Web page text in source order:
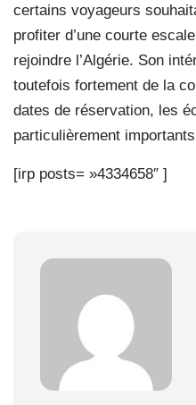
certains voyageurs
profiter d’une courte
rejoindre l’Algérie. Son
toutefois fortement de la
dates de réservation, les
particulièrement importants
[irp posts= »4334658″ ]